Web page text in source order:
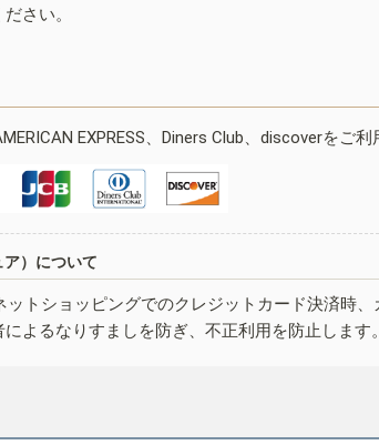
さい。
EXPRESS、Diners Club、discoverをご利
）について
ットショッピングでのクレジットカード決済時
よるなりすましを防ぎ、不正利用を防止します。